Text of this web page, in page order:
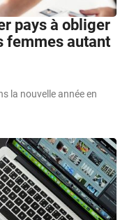
pays à obliger
femmes autant
la nouvelle année en